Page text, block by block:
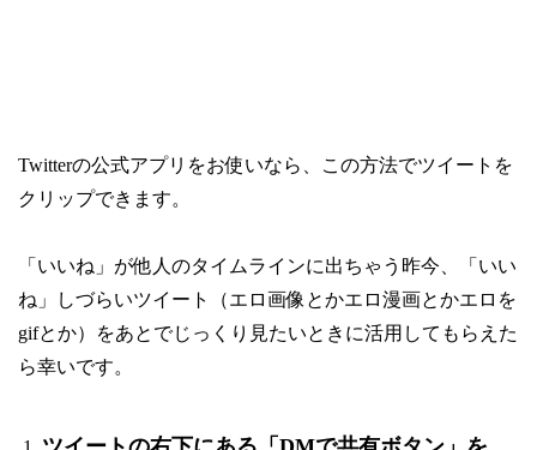
Twitterの公式アプリをお使いなら、この方法でツイートを
クリップできます。
「いいね」が他人のタイムラインに出ちゃう昨今、「いい
ね」しづらいツイート（エロ画像とかエロ漫画とかエロを
gifとか）をあとでじっくり見たいときに活用してもらえた
ら幸いです。